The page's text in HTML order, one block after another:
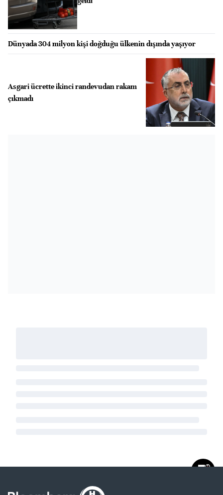
Dünyada 304 milyon kişi doğduğu ülkenin dışında yaşıyor
Asgari ücrette ikinci randevudan rakam
çıkmadı